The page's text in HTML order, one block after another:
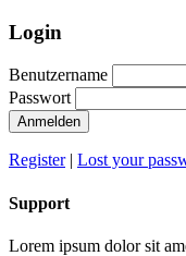
Login
Benutzername
Passwort
Anmelden
Register| Lost your
Support
Lorem ipsum dolor sit